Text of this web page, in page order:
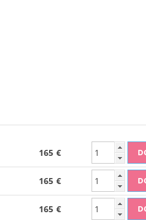
165 €
165 €
165 €